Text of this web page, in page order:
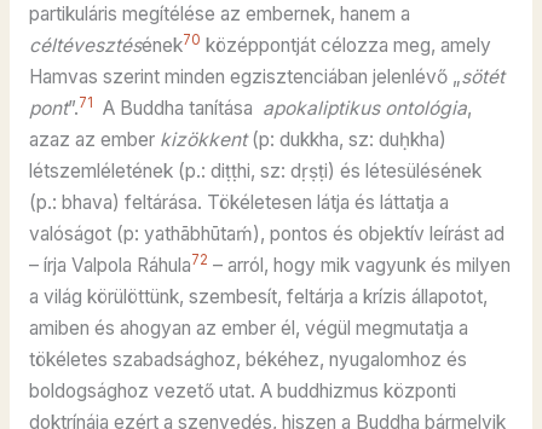
partikuláris megítélése az embernek, hanem a
céltévesztésének70 középpontját célozza meg, amely
Hamvas szerint minden egzisztenciában jelenlévő „sötét
pont”.71 A Buddha tanítása apokaliptikus ontológia,
azaz az ember kizökkent(p: dukkha, sz: duḥkha)
létszemléletének (p.: diṭṭhi, sz: dṛṣṭi) és létesülésének
(p.: bhava) feltárása. Tökéletesen látja és láttatja a
valóságot (p: yathābhūtaḿ), pontos és objektív leírást ad
– írja Valpola Ráhula72 – arról, hogy mik vagyunk és milyen
a világ körülöttünk, szembesít, feltárja a krízis állapotot,
amiben és ahogyan az ember él, végül megmutatja a
tökéletes szabadsághoz, békéhez, nyugalomhoz és
boldogsághoz vezető utat. A buddhizmus központi
doktrínája ezért a szenvedés, hiszen a Buddha bármelyik